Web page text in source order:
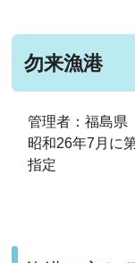
勿来漁港
管理者：福島県
昭和26年7月に
指定